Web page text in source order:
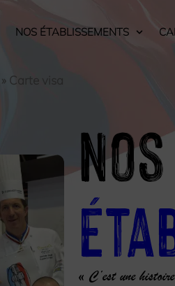
NOS ÉTABLISSEMENTS
» Carte visa
Nos
« C’est une